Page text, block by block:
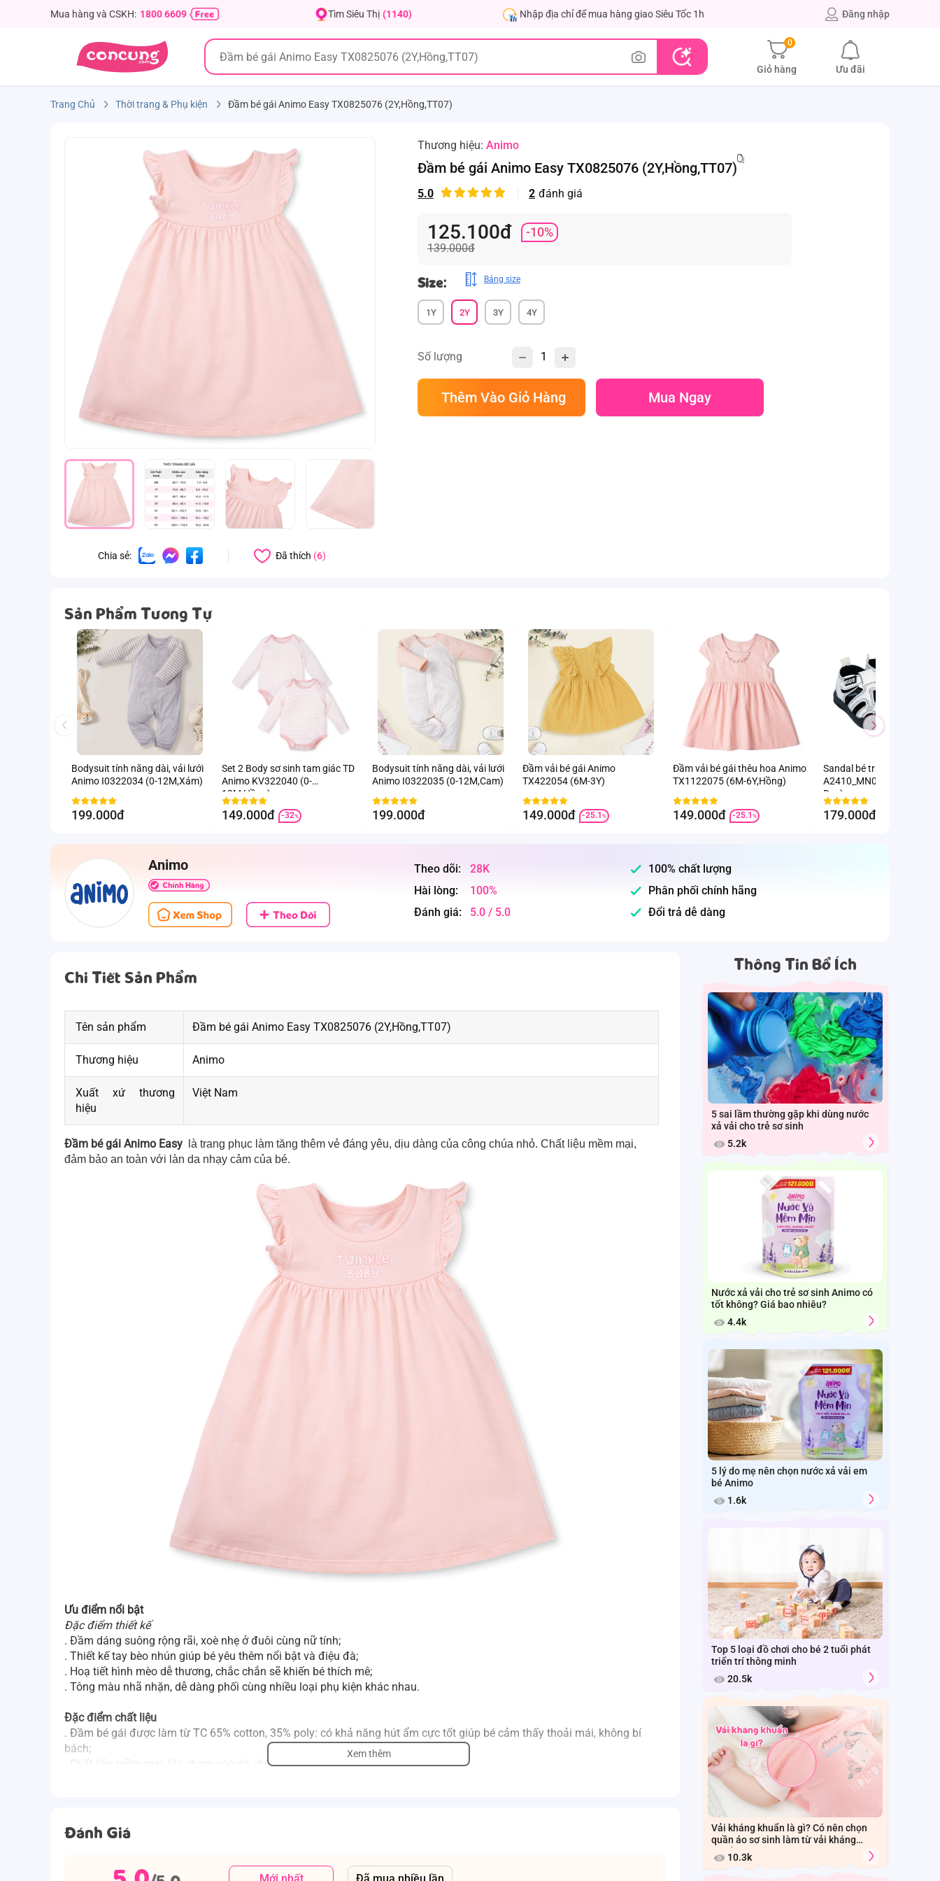
Mua hàng và CSKH: 1800 6609 Tìm Siêu Thị (1140) Nhập địa chỉ để mua hàng giao Siêu Tốc 1h Đăng nhập
0
Giỏ hàng Ưu đãi
Trang Chủ Thời trang & Phụ kiện Đầm bé gái Animo Easy TX0825076 (2Y,Hồng,TT07)
Chia sẻ: Đã thích (6)
Thương hiệu: Animo
Đầm bé gái Animo Easy TX0825076 (2Y,Hồng,TT07)
5.0 2 đánh giá
125.100đ -10%
139.000đ
Size: Bảng size
1Y 2Y 3Y 4Y
Số lượng
Thêm Vào Giỏ Hàng Mua Ngay
Sản Phẩm Tương Tự
Bodysuit tính năng dài, vải lưới
Animo I0322034 (0-12M,Xám)
199.000đ
Set 2 Body sơ sinh tam giác TD
Animo KV322040 (0-
12M,Hồng)
149.000đ -32%
Bodysuit tính năng dài, vải lưới
Animo I0322035 (0-12M,Cam)
199.000đ
Đầm vải bé gái Animo
TX422054 (6M-3Y)
149.000đ -25.1 %
Đầm vải bé gái thêu hoa Animo
TX1122075 (6M-6Y,Hồng)
149.000đ -25.1 %
Sandal bé trai Animo
A2410_MN026 (17-
Đen)
179.000đ
Animo Theo dõi:
28K
Hài lòng:
100%
Đánh giá:
5.0 / 5.0
100% chất lượng
Phân phối chính hãng
Đổi trả dễ dàng
Chi Tiết Sản Phẩm
Tên sản phẩm Đầm bé gái Animo Easy TX0825076 (2Y,Hồng,TT07)
Thương hiệu Animo
Xuất xứ thương
hiệu
Việt Nam
Đầm bé gái Animo Easy
là trang phục làm tăng thêm vẻ đáng yêu, dịu dàng của công chúa nhỏ. Chất liệu mềm mại,
đảm bảo an toàn với làn da nhạy cảm của bé.
Ưu điểm nổi bật
Đặc điểm thiết kế
. Đầm dáng suông rộng rãi, xoè nhẹ ở đuôi cùng nữ tính;
. Thiết kế tay bèo nhún giúp bé yêu thêm nổi bật và điệu đà;
. Hoạ tiết hình mèo dễ thương, chắc chắn sẽ khiến bé thích mê;
. Tông màu nhã nhặn, dễ dàng phối cùng nhiều loại phụ kiện khác nhau.
Đặc điểm chất liệu
. Đầm bé gái được làm từ TC 65% cotton, 35% poly: có khả năng hút ẩm cực tốt giúp bé cảm thấy thoải mái, không bí
bách;
Chất liệu mềm mại, khi chạm vào da cho bé cảm giác dễ chịu.
Xem thêm
Đánh Giá
Thông Tin Bổ Ích
5 sai lầm thường gặp khi dùng nước
xả vải cho trẻ sơ sinh
5.2k
Nước xả vải cho trẻ sơ sinh Animo có
tốt không? Giá bao nhiêu?
4.4k
5 lý do mẹ nên chọn nước xả vải em
bé Animo
1.6k
Top 5 loại đồ chơi cho bé 2 tuổi phát
triển trí thông minh
20.5k
Vải kháng khuẩn là gì? Có nên chọn
quần áo sơ sinh làm từ vải kháng
khuẩn cho bé?
10.3k